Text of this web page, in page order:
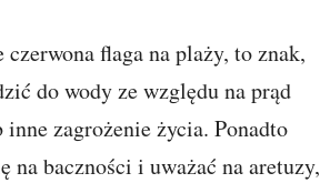
flaga na plaży, to znak,
do wody ze względu na prąd
zagrożenie życia. Ponadto
na baczności i uważać na aretuzy,